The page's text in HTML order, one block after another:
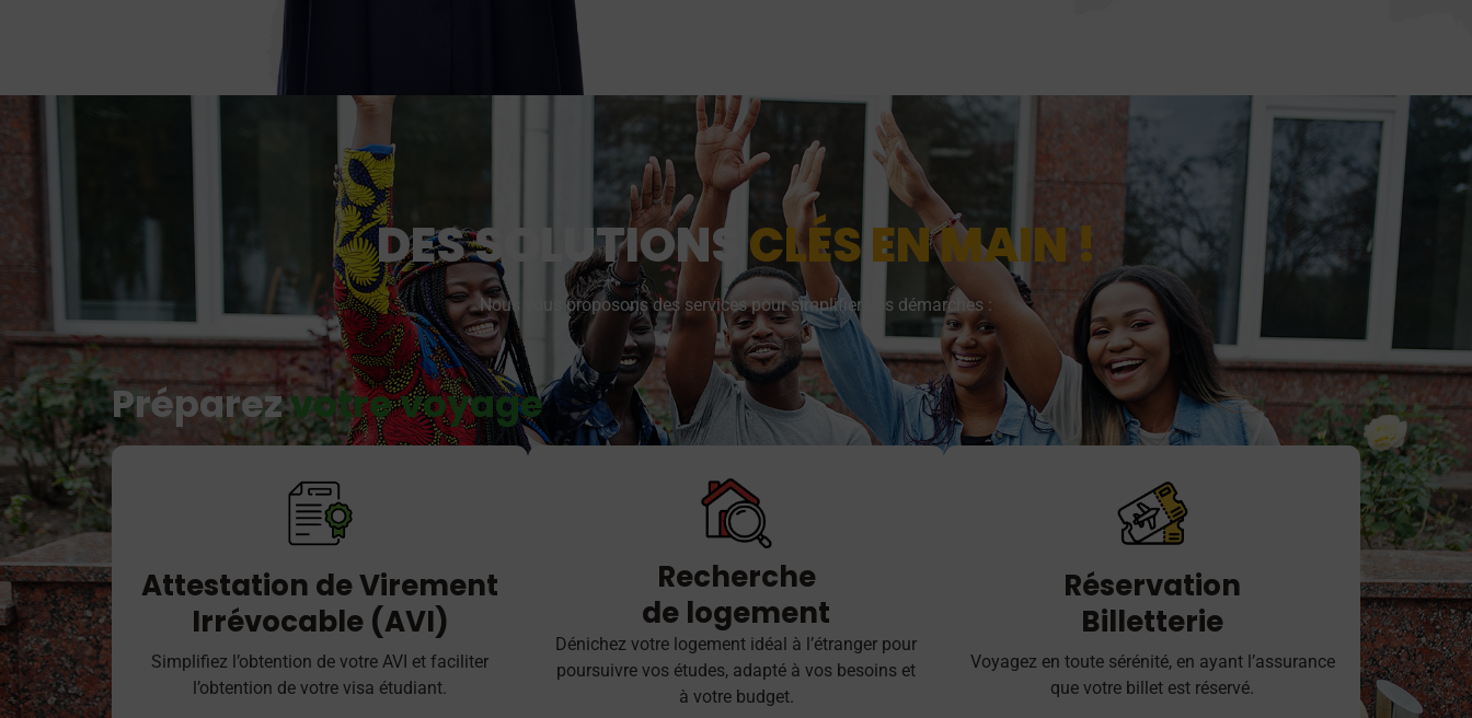
DES SOLUTIONSCLÉS EN MAIN !
Nous vous proposons des services pour simplifier vos démarches :
Préparezvotre voyage
Attestation de Virement
Irrévocable (AVI)
Simplifiez l’obtention de votre AVI et faciliter
l’obtention de votre visa étudiant.
Recherche
de logement
Dénichez votre logement idéal à l’étranger pour
poursuivre vos études, adapté à vos besoins et
à votre budget.
Réservation
Billetterie
Voyagez en toute sérénité, en ayant l’assurance
que votre billet est réservé.